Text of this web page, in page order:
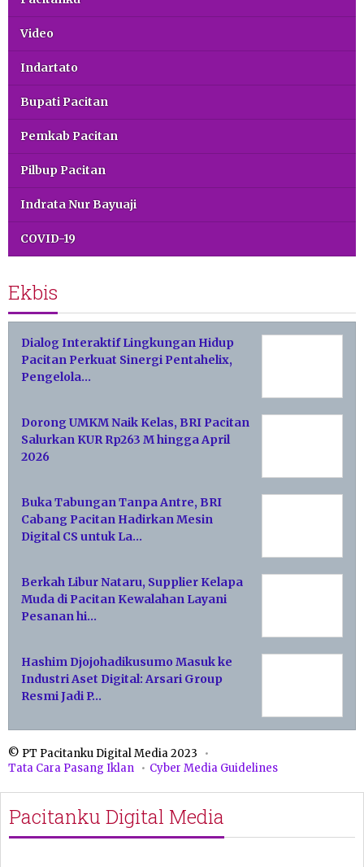
Video
Indartato
Bupati Pacitan
Pemkab Pacitan
Pilbup Pacitan
Indrata Nur Bayuaji
COVID-19
Ekbis
Dialog Interaktif Lingkungan Hidup
Pacitan Perkuat Sinergi Pentahelix,
Pengelola…
Dorong UMKM Naik Kelas, BRI Pacitan
Salurkan KUR Rp263 M hingga April
2026
Buka Tabungan Tanpa Antre, BRI
Cabang Pacitan Hadirkan Mesin
Digital CS untuk La…
Berkah Libur Nataru, Supplier Kelapa
Muda di Pacitan Kewalahan Layani
Pesanan hi…
Hashim Djojohadikusumo Masuk ke
Industri Aset Digital: Arsari Group
Resmi Jadi P…
© PT Pacitanku Digital Media 2023
Tata Cara Pasang Iklan
Cyber Media Guidelines
Pacitanku Digital Media